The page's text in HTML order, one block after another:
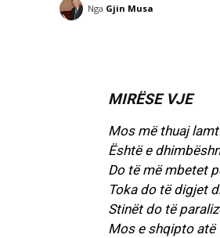
Nga Gjin Musa
MIRËSE VJE
Mos më thuaj
Është e
Do të më mbetet
Toka do të digjet
Stinët do të
Mos e shqipto atë